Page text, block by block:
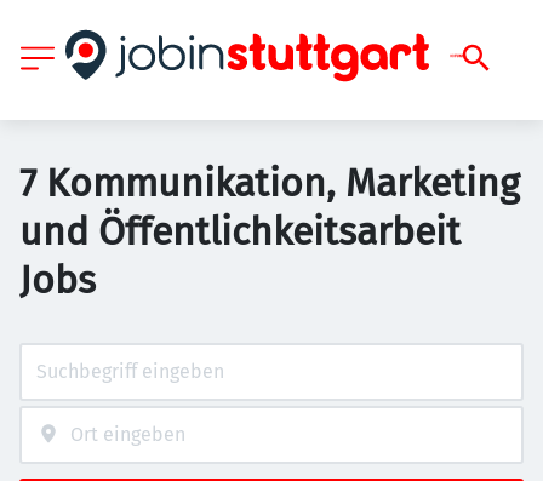
7 Kommunikation, Marketing
und Öffentlichkeitsarbeit
Jobs